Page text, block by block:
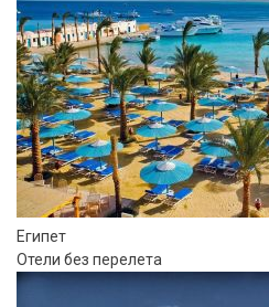
Египет
Отели без перелета